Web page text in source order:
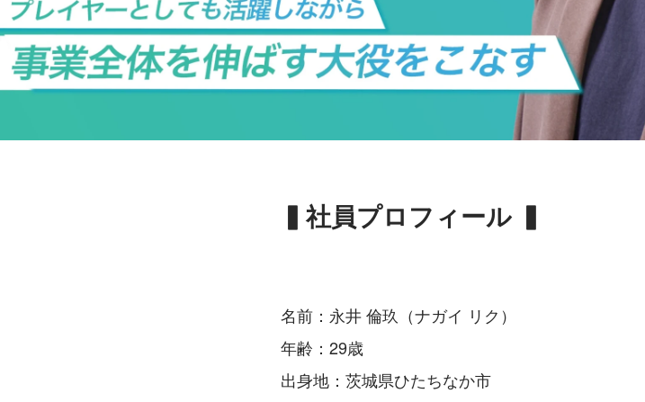
▍社員プロフィール ▍
名前：永井 倫玖（ナガイ リク）
年齢：29歳
出身地：茨城県ひたちなか市